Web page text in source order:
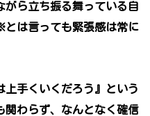
がら立ち振る舞っている自
は言っても緊張感は常に
上手くいくだろう』という
関わらず、なんとなく確信